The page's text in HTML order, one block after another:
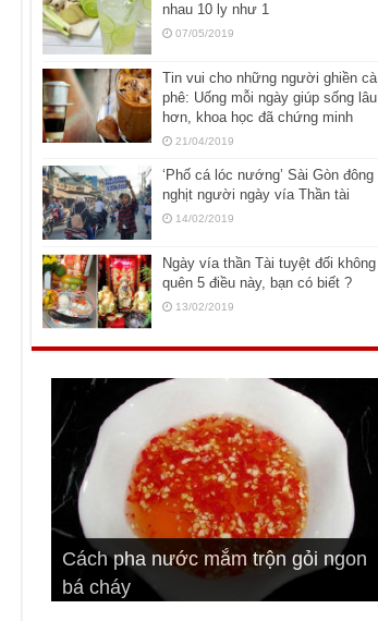
nhau 10 ly như 1
07/05/2019
Tin vui cho những người ghiền cà
phê: Uống mỗi ngày giúp sống lâu
hơn, khoa học đã chứng minh
21/04/2019
‘Phố cá lóc nướng’ Sài Gòn đông
nghịt người ngày vía Thần tài
14/02/2019
Ngày vía thần Tài tuyệt đối không
quên 5 điều này, bạn có biết ?
13/02/2019
Cách pha nước mắm trộn gỏi ngon
bá cháy
Bí quyết để chiên đậu hũ giòn ngon
Cách ướp sườn non nướng ngon
đúng vị
Cách ướp thịt heo chiên ngon mềm
Bật mí cách ướp sườn cơm tấm
ngon